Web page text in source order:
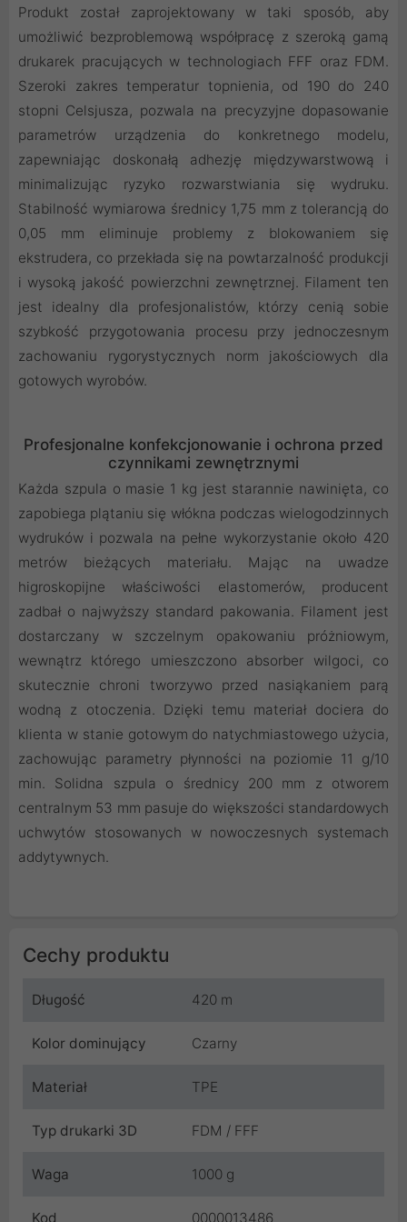
Produkt został zaprojektowany w taki sposób, aby
umożliwić bezproblemową współpracę z szeroką gamą
drukarek pracujących w technologiach FFF oraz FDM.
Szeroki zakres temperatur topnienia, od 190 do 240
stopni Celsjusza, pozwala na precyzyjne dopasowanie
parametrów urządzenia do konkretnego modelu,
zapewniając doskonałą adhezję międzywarstwową i
minimalizując ryzyko rozwarstwiania się wydruku.
Stabilność wymiarowa średnicy 1,75 mm z tolerancją do
0,05 mm eliminuje problemy z blokowaniem się
ekstrudera, co przekłada się na powtarzalność produkcji
i wysoką jakość powierzchni zewnętrznej. Filament ten
jest idealny dla profesjonalistów, którzy cenią sobie
szybkość przygotowania procesu przy jednoczesnym
zachowaniu rygorystycznych norm jakościowych dla
gotowych wyrobów.
Profesjonalne konfekcjonowanie i ochrona przed
czynnikami zewnętrznymi
Każda szpula o masie 1 kg jest starannie nawinięta, co
zapobiega plątaniu się włókna podczas wielogodzinnych
wydruków i pozwala na pełne wykorzystanie około 420
metrów bieżących materiału. Mając na uwadze
higroskopijne właściwości elastomerów, producent
zadbał o najwyższy standard pakowania. Filament jest
dostarczany w szczelnym opakowaniu próżniowym,
wewnątrz którego umieszczono absorber wilgoci, co
skutecznie chroni tworzywo przed nasiąkaniem parą
wodną z otoczenia. Dzięki temu materiał dociera do
klienta w stanie gotowym do natychmiastowego użycia,
zachowując parametry płynności na poziomie 11 g/10
min. Solidna szpula o średnicy 200 mm z otworem
centralnym 53 mm pasuje do większości standardowych
uchwytów stosowanych w nowoczesnych systemach
addytywnych.
Cechy produktu
Długość 420 m
Kolor dominujący Czarny
Materiał TPE
Typ drukarki 3D FDM / FFF
Waga 1000 g
Kod 0000013486